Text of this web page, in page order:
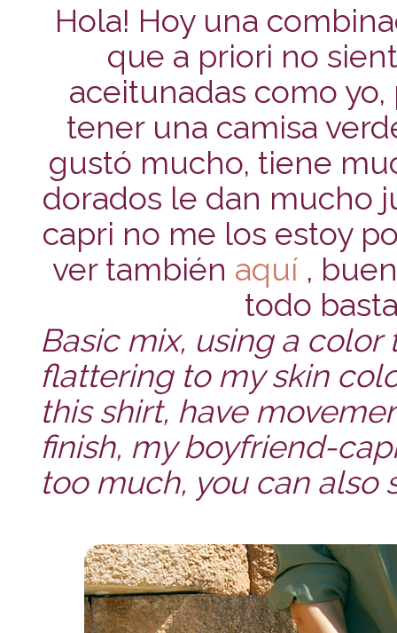
Hola! Hoy una
que a priori no
aceitunadas como
tener una camisa
gustó mucho, tiene
dorados le dan mucho
capri no me los estoy
ver también aquí,
todo
Basic mix, using a
flattering to my skin
this shirt, have
finish, my boyfriend-
too much, you can also